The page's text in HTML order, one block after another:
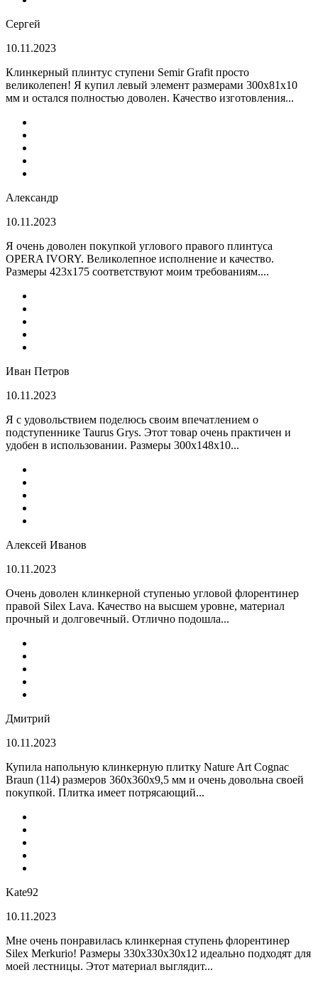
Сергей
10.11.2023
Клинкерный плинтус ступени Semir Grafit просто
великолепен! Я купил левый элемент размерами 300х81х10
мм и остался полностью доволен. Качество изготовления...
Александр
10.11.2023
Я очень доволен покупкой углового правого плинтуса
OPERA IVORY. Великолепное исполнение и качество.
Размеры 423х175 соответствуют моим требованиям....
Иван Петров
10.11.2023
Я с удовольствием поделюсь своим впечатлением о
подступеннике Taurus Grys. Этот товар очень практичен и
удобен в использовании. Размеры 300х148х10...
Алексей Иванов
10.11.2023
Очень доволен клинкерной ступенью угловой флорентинер
правой Silex Lava. Качество на высшем уровне, материал
прочный и долговечный. Отлично подошла...
Дмитрий
10.11.2023
Купила напольную клинкерную плитку Nature Art Cognac
Braun (114) размеров 360x360x9,5 мм и очень довольна своей
покупкой. Плитка имеет потрясающий...
Kate92
10.11.2023
Мне очень понравилась клинкерная ступень флорентинер
Silex Merkurio! Размеры 330х330х30х12 идеально подходят для
моей лестницы. Этот материал выглядит...